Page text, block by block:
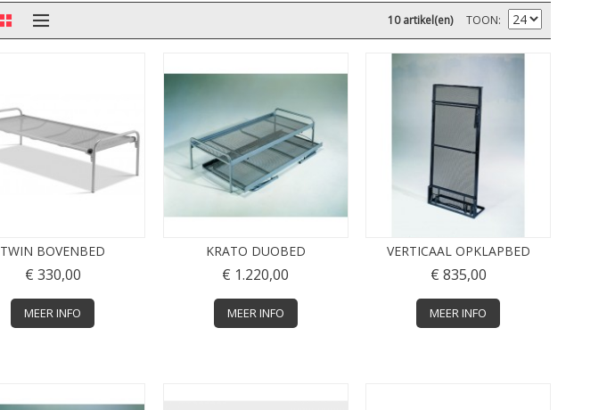
10 artikel(en) TOON
TWIN BOVENBED
€ 330,00
MEER INFO
KRATO DUOBED
€ 1.220,00
MEER INFO
VERTICAAL OPKLAPBED
€ 835,00
MEER INFO